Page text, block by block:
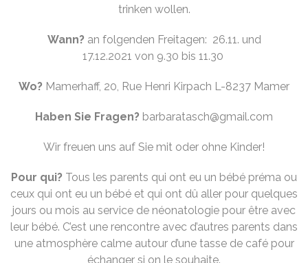
trinken wollen.
Wann? an folgenden Freitagen: 26.11. und
17.12.2021 von 9.30 bis 11.30
Wo? Mamerhaff, 20, Rue Henri Kirpach L-8237 Mamer
Haben Sie Fragen? barbaratasch@gmail.com
Wir freuen uns auf Sie mit oder ohne Kinder!
Pour qui? Tous les parents qui ont eu un bébé préma ou
ceux qui ont eu un bébé et qui ont dû aller pour quelques
jours ou mois au service de néonatologie pour être avec
leur bébé. C’est une rencontre avec d’autres parents dans
une atmosphère calme autour d’une tasse de café pour
échanger si on le souhaite.